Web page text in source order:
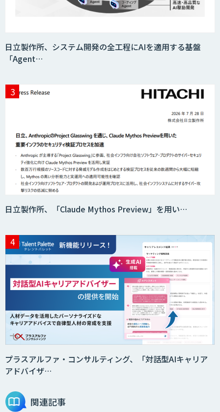
日立製作所、システム開発の全工程にAIを適用する基盤
「Agent…
日立製作所、「Claude Mythos Preview」を用い…
プラスアルファ・コンサルティング、「対話型AIキャリア
アドバイザ…
関連記事